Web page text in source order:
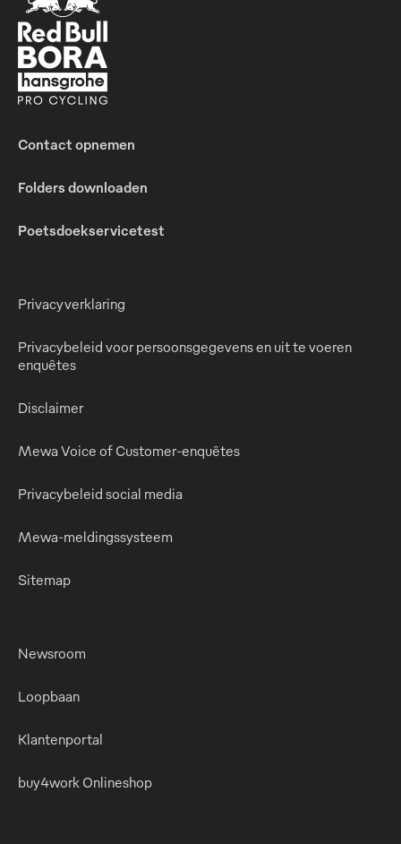
Contact opnemen
Folders downloaden
Poetsdoekservicetest
Privacyverklaring
Privacybeleid voor persoonsgegevens en uit te voeren
enquêtes
Disclaimer
Mewa Voice of Customer-enquêtes
Privacybeleid social media
Mewa-meldingssysteem
Sitemap
Newsroom
Loopbaan
Klantenportal
buy4work Onlineshop